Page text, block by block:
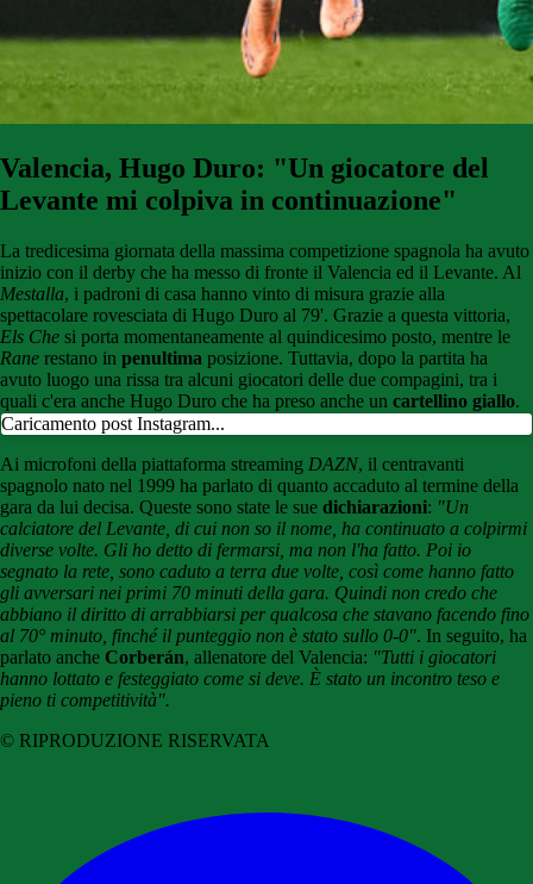
Valencia, Hugo Duro: "Un giocatore del
Levante mi colpiva in continuazione"
La tredicesima giornata della massima competizione spagnola ha avuto
inizio con il derby che ha messo di fronte il Valencia ed il Levante. Al
Mestalla, i padroni di casa hanno vinto di misura grazie alla
spettacolare rovesciata di Hugo Duro al 79'. Grazie a questa vittoria,
Els Che si porta momentaneamente al quindicesimo posto, mentre le
Rane restano in penultima posizione. Tuttavia, dopo la partita ha
avuto luogo una rissa tra alcuni giocatori delle due compagini, tra i
quali c'era anche Hugo Duro che ha preso anche un cartellino giallo.
Caricamento post Instagram...
Ai microfoni della piattaforma streaming DAZN, il centravanti
spagnolo nato nel 1999 ha parlato di quanto accaduto al termine della
gara da lui decisa. Queste sono state le sue dichiarazioni: "Un
calciatore del Levante, di cui non so il nome, ha continuato a colpirmi
diverse volte. Gli ho detto di fermarsi, ma non l'ha fatto. Poi io
segnato la rete, sono caduto a terra due volte, così come hanno fatto
gli avversari nei primi 70 minuti della gara. Quindi non credo che
abbiano il diritto di arrabbiarsi per qualcosa che stavano facendo fino
al 70° minuto, finché il punteggio non è stato sullo 0-0". In seguito, ha
parlato anche Corberán, allenatore del Valencia: "Tutti i giocatori
hanno lottato e festeggiato come si deve. È stato un incontro teso e
pieno ti competitività".
© RIPRODUZIONE RISERVATA